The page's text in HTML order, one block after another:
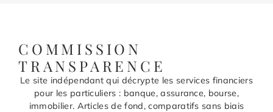
COMMISSION
TRANSPARENCE
Le site indépendant qui décrypte les services financiers
pour les particuliers : banque, assurance, bourse,
immobilier. Articles de fond, comparatifs sans biais